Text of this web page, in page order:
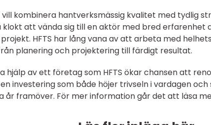
vill kombinera hantverksmässig kvalitet med tydlig
klokt att vända sig till en aktör med bred erfarenhet
HFTS har lång vana av att arbeta med
planering och projektering till färdigt resultat.
hjälp av ett företag som HFTS ökar chansen att
investering som både höjer trivseln i vardagen
år framöver. För mer information går det att läsa